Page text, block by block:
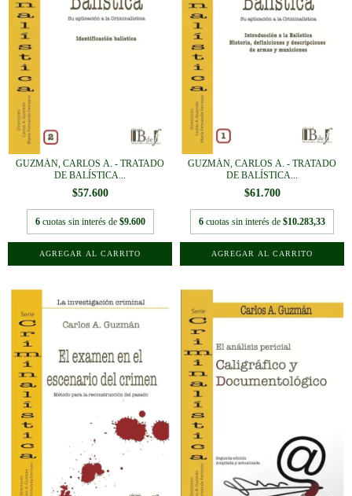
GUZMÁN, CARLOS A. - TRATADO
DE BALÍSTICA...
$57.600
6 cuotas sin interés de $9.600
GUZMÁN, CARLOS A. - TRATADO
DE BALÍSTICA...
$61.700
6 cuotas sin interés de $10.283,33